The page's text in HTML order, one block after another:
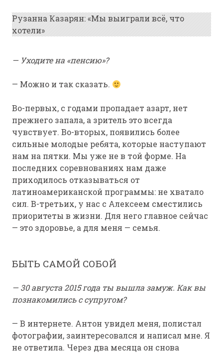
Рузанна Казарян: «Мы выиграли всё, что
хотели»
— Уходите на «пенсию»?
— Можно и так сказать.
Во-первых, с годами пропадает азарт, нет
прежнего запала, а зритель это всегда
чувствует. Во-вторых, появились более
сильные молодые ребята, которые наступают
нам на пятки. Мы уже не в той форме. На
последних соревнованиях нам даже
приходилось отказываться от
латиноамериканской программы: не хватало
сил. В-третьих, у нас с Алексеем сместились
приоритеты в жизни. Для него главное сейчас
— это здоровье, а для меня — семья.
БЫТЬ САМОЙ СОБОЙ
— 30 августа 2015 года ты вышла замуж. Как вы
познакомились с супругом?
— В интернете. Антон увидел меня, полистал
фотографии, заинтересовался и написал мне. Я
не ответила. Через два месяца он снова